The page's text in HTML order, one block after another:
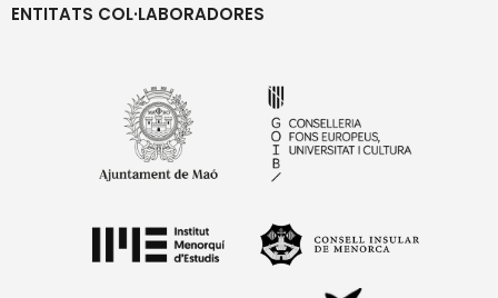
ENTITATS COL·LABORADORES